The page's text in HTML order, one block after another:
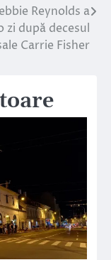
Reynolds a
zi după decesul
Carrie Fisher